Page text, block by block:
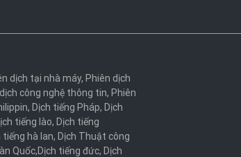
dịch tại nhà máy, Phiên dịch
công nghệ thông tin, Phiên
, Dịch tiếng Pháp, Dịch
tiếng lào, Dịch tiếng
tiếng hà lan, Dịch Thuật công
Quốc,Dịch tiếng đức, Dịch